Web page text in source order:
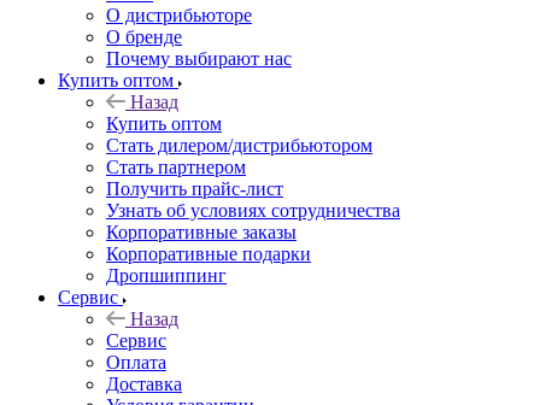
О дистрибьюторе
О бренде
Почему выбирают нас
Купить оптом
Назад
Купить оптом
Стать дилером/дистрибьютором
Стать партнером
Получить прайс-лист
Узнать об условиях сотрудничества
Корпоративные заказы
Корпоративные подарки
Дропшиппинг
Сервис
Назад
Сервис
Оплата
Доставка